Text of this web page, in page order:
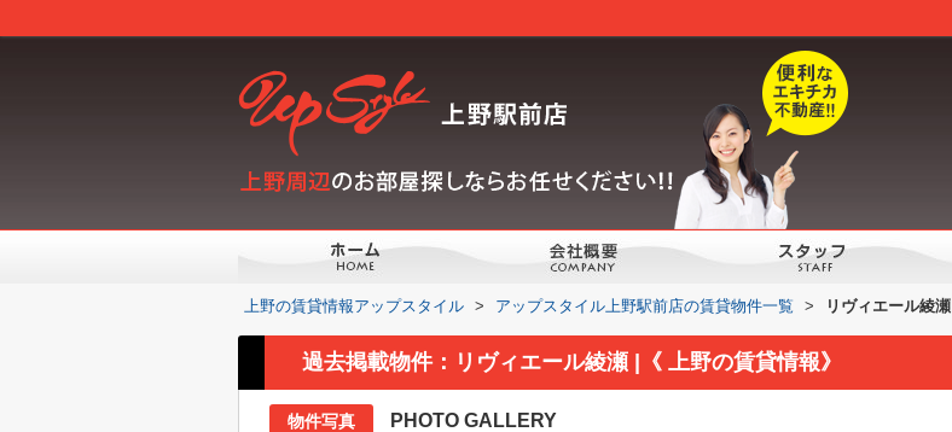
上野の賃貸情報アップスタイル > アップスタイル上野駅前店の賃貸物件一覧 > リヴィエール綾瀬
過去掲載物件：リヴィエール綾瀬 |《 上野の賃貸情報》
物件写真 PHOTO GALLERY